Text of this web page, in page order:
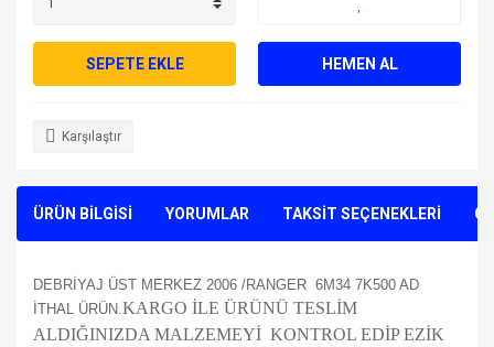
SEPETE EKLE HEMEN AL
Karşılaştır
ÜRÜN BİLGİSİ YORUMLAR TAKSİT SEÇENEKLERİ
DEBRİYAJ ÜST MERKEZ 2006 /RANGER 6M34 7K500 AD
İTHAL ÜRÜN.KARGO İLE ÜRÜNÜ TESLİM
ALDIĞINIZDA MALZEMEYİ KONTROL EDİP EZİK